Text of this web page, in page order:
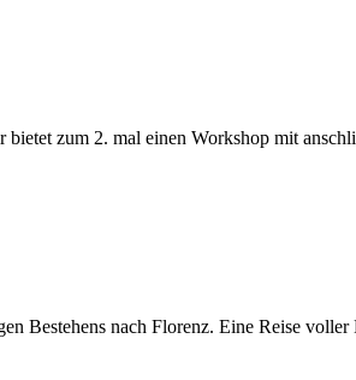
zum 2. mal einen Workshop mit
Bestehens nach Florenz. Eine Reise